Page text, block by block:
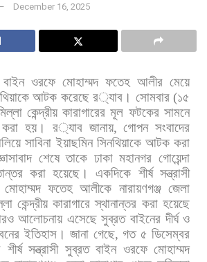
December 16, 2025
বাইন ওরফে মোহাম্মদ ফতেহ আলীর মেয়ে
আটক করেছে র্যাব। সোমবার(১৫
কেন্দ্রীয় কারাগারের মূল ফটকের সামনে
করা হয়। র্যাব জানায়,গোপন সংবাদের
সাবিনা ইয়াছমিন সিনথিয়াকে আটক করা
শেষে তাকে ঢাকা মহানগর গোয়েন্দা
করা হয়েছে। একদিকে শীর্ষ সন্ত্রাসী
মোহাম্মদ ফতেহ আলীকে নারায়ণগঞ্জ জেলা
কেন্দ্রীয় কারাগারে স্থানান্তর করা হয়েছে
আলোচনায় এসেছে সুব্রত বাইনের দীর্ঘ ও
ইতিহাস। জানা গেছে, গত ৫ ডিসেম্বর
শীর্ষ সন্ত্রাসী সুব্রত বাইন ওরফে মোহাম্মদ